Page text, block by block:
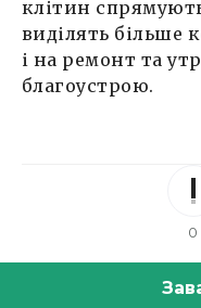
клітин
виділять більше
і на ремонт та
благоустрою.
0